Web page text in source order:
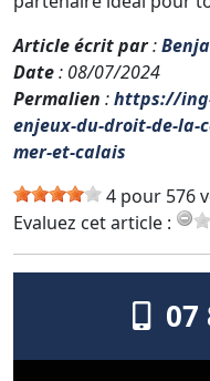
Article écrit par:
Date: 08/07/2024
Permalien :https://
enjeux-du-droit-de-la-
mer-et-calais
4 pour 576
Evaluez cet article :
07